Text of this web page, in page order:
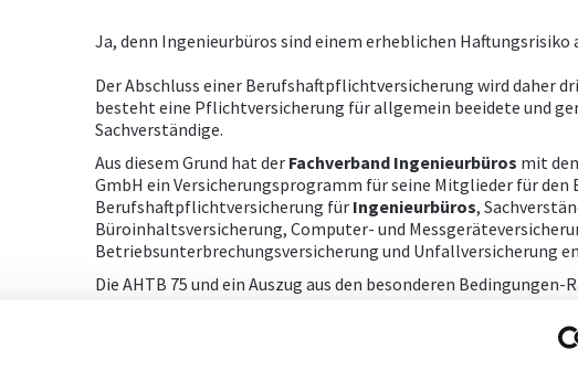
Ja, denn Ingenieurbüros sind einem erheblichen Haftungsrisiko
Der Abschluss einer Berufshaftpflichtversicherung wird daher
besteht eine Pflichtversicherung für allgemein beeidete und
Sachverständige.
Aus diesem Grund hat der Fachverband Ingenieurbüros mit
GmbH ein Versicherungsprogramm für seine Mitglieder für den
Berufshaftpflichtversicherung für Ingenieurbüros,
Büroinhaltsversicherung, Computer- und
Betriebsunterbrechungsversicherung und Unfallversicherung
Die AHTB 75 und ein Auszug aus den besonderen